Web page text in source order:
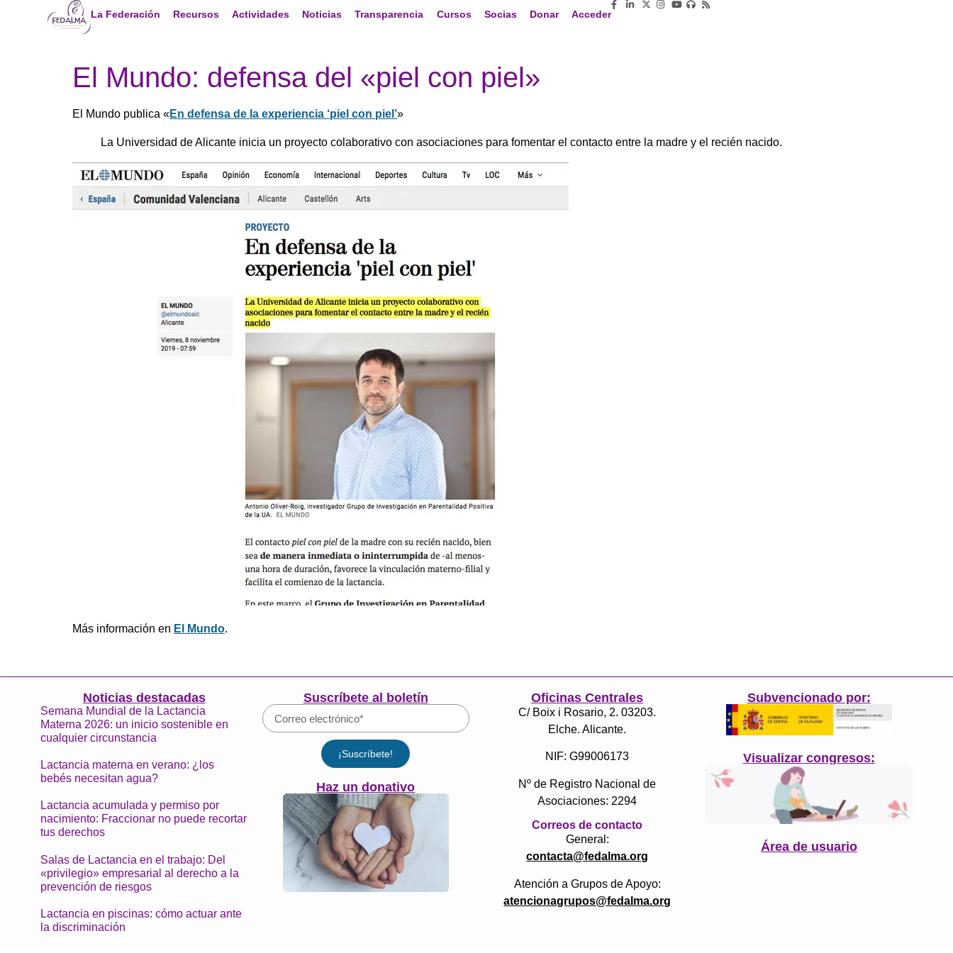
La Federación Recursos Actividades Noticias Transparencia Cursos Socias Donar Acceder
El Mundo: defensa del «piel con piel»
El Mundo publica «En defensa de la experiencia ‘piel con piel’»
La Universidad de Alicante inicia un proyecto colaborativo con asociaciones para fomentar el contacto entre la madre y el recién nacido.
Más información en El Mundo.
Noticias destacadas
Semana Mundial de la Lactancia
Materna 2026: un inicio sostenible en
cualquier circunstancia
Lactancia materna en verano: ¿los
bebés necesitan agua?
Lactancia acumulada y permiso por
nacimiento: Fraccionar no puede recortar
tus derechos
Salas de Lactancia en el trabajo: Del
«privilegio» empresarial al derecho a la
prevención de riesgos
Lactancia en piscinas: cómo actuar ante
la discriminación
Suscríbete al boletín
¡Suscríbete!
Haz un donativo
Oficinas Centrales
C/ Boix i Rosario, 2. 03203.
Elche. Alicante.
NIF: G99006173
Nº de Registro Nacional de
Asociaciones: 2294
Correos de contacto
General:
contacta@fedalma.org
Atención a Grupos de Apoyo:
atencionagrupos@fedalma.org
Subvencionado por:
Visualizar congresos:
Área de usuario